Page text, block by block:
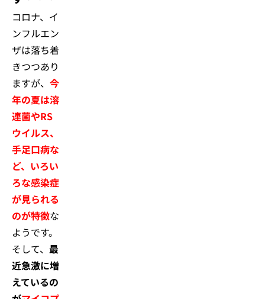
コロナ、イ
ンフルエン
ザは落ち着
きつつあり
ますが、 今
年の夏は溶
連菌やRS
ウイルス、
手足口病な
ど、いろい
ろな感染症
が見られる
のが特徴な
ようです。
そして、 最
近急激に増
えているの